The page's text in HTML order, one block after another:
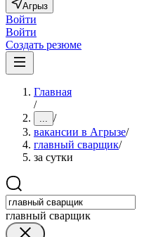
Агрыз
Войти
Войти
Создать резюме
Главная
/
... /
вакансии в Агрызе/
главный сварщик/
за сутки
главный сварщик